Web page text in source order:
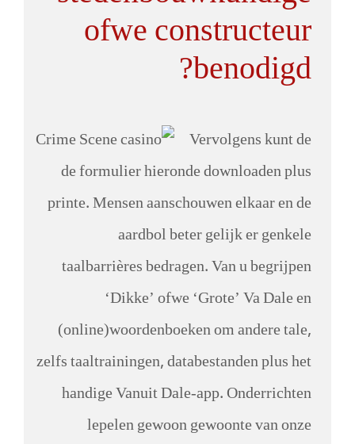
ofwe constructeur
benodigd?
Vervolgens kunt de
de formulier hieronde downloaden plus
printe. Mensen aanschouwen elkaar en de
aardbol beter gelijk er genkele
taalbarrières bedragen. Van u begrijpen
‘Dikke’ ofwe ‘Grote’ Va Dale en
(online)woordenboeken om andere tale,
zelfs taaltrainingen, databestanden plus het
handige Vanuit Dale-app. Onderrichten
lepelen gewoon gewoonte van onze